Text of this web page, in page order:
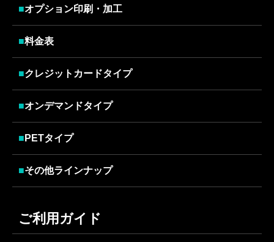
■オプション印刷・加工
■料金表
■クレジットカードタイプ
■オンデマンドタイプ
■ PETタイプ
■その他ラインナップ
ご利用ガイド